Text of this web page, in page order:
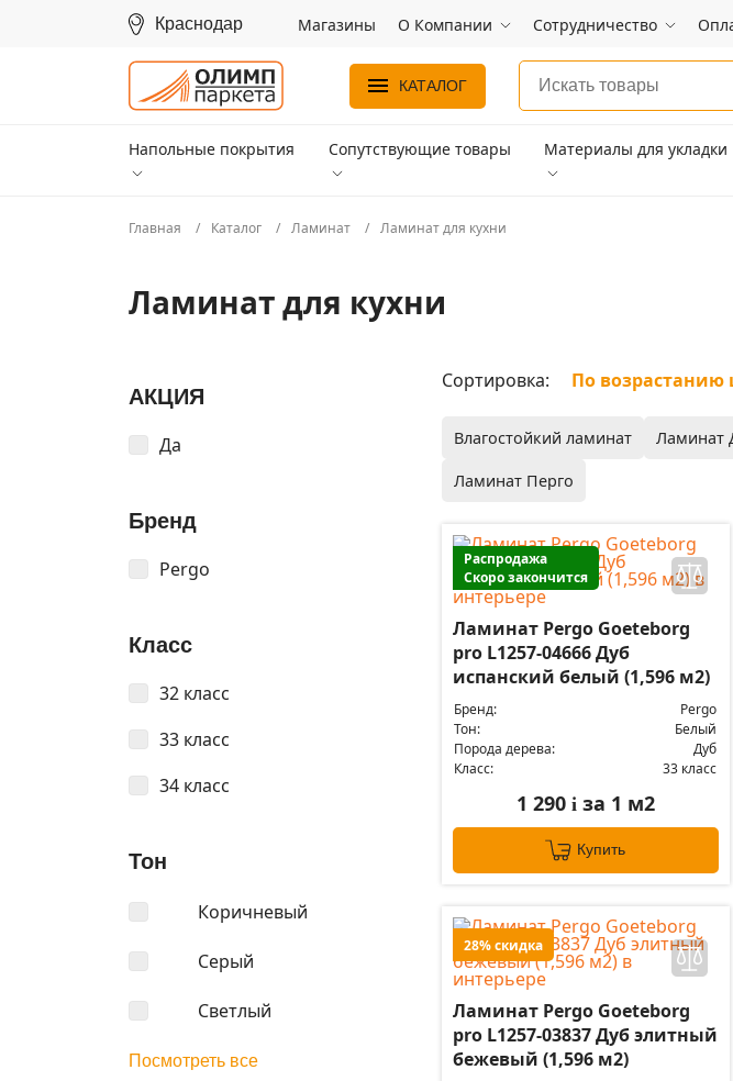
Краснодар Магазины О Компании Сотрудничество
КАТАЛОГ
Напольные покрытия Сопутствующие товары Материалы для укладки
Главная Каталог Ламинат Ламинат для кухни
Ламинат для кухни
АКЦИЯ
Да
Бренд
Pergo
Класс
32 класс
33 класс
34 класс
Тон
Коричневый
Серый
Светлый
Посмотреть все
Сортировка: По возрастанию
Влагостойкий ламинат Ламинат
Ламинат Перго
Распродажа
Скоро закончится
Ламинат Pergo Goeteborg
pro L1257-04666 Дуб
испанский белый (1,596 м2)
Бренд:
Pergo
Тон:
Белый
Порода дерева:
Дуб
Класс:
33 класс
1 290 iза 1 м2
Купить
28% скидка
Ламинат Pergo Goeteborg
pro L1257-03837 Дуб элитный
бежевый (1,596 м2)